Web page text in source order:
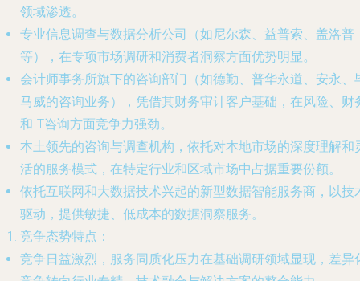
领域渗透。
专业信息调查与数据分析公司（如尼尔森、益普索、盖洛普
等），在专项市场调研和消费者洞察方面优势明显。
会计师事务所旗下的咨询部门（如德勤、普华永道、安永、
马威的咨询业务），凭借其财务审计客户基础，在风险、财
和IT咨询方面竞争力强劲。
本土领先的咨询与调查机构，依托对本地市场的深度理解和
活的服务模式，在特定行业和区域市场中占据重要份额。
依托互联网和大数据技术兴起的新型数据智能服务商，以技
驱动，提供敏捷、低成本的数据洞察服务。
竞争态势特点：
竞争日益激烈，服务同质化压力在基础调研领域显现，差异